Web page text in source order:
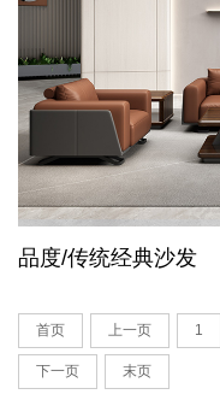
品度/传统经典沙发
首页 上一页 1
下一页 末页